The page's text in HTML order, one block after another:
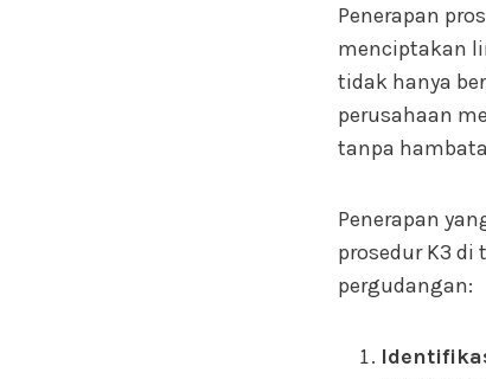
Penerapan
menciptakan
tidak hanya
perusahaan
tanpa
Penerapan
prosedur K3
pergudangan: